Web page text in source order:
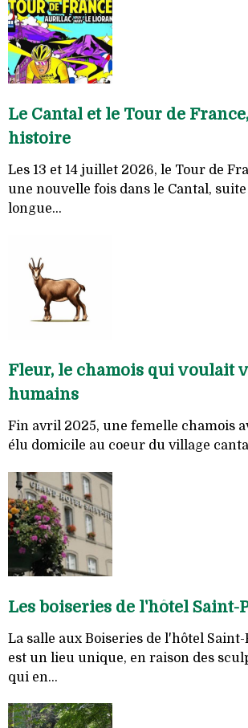
Le Cantal et le Tour de
histoire
Les 13 et 14 juillet 2026, le Tour de
une nouvelle fois dans le Cantal,
longue...
Fleur, le chamois qui voulait
humains
Fin avril 2025, une femelle chamois
élu domicile au coeur du village
Les boiseries de l'hôtel Saint-
La salle aux Boiseries de l'hôtel
est un lieu unique, en raison des
qui en...